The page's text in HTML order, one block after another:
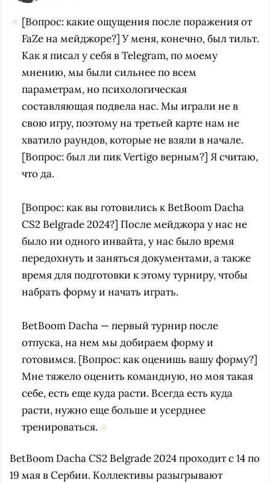
[Вопрос: какие ощущения после поражения от
FaZe на мейджоре?] У меня, конечно, был тильт.
Как я писал у себя в Telegram, по моему
мнению, мы были сильнее по всем
параметрам, но психологическая
составляющая подвела нас. Мы играли не в
свою игру, поэтому на третьей карте нам не
хватило раундов, которые не взяли в начале.
[Вопрос: был ли пик Vertigo верным?] Я считаю,
что да.
[Вопрос: как вы готовились к BetBoom Dacha
CS2 Belgrade 2024?] После мейджора у нас не
было ни одного инвайта, у нас было время
передохнуть и заняться документами, а также
время для подготовки к этому турниру, чтобы
набрать форму и начать играть.
BetBoom Dacha — первый турнир после
отпуска, на нем мы добираем форму и
готовимся. [Вопрос: как оценишь вашу форму?]
Мне тяжело оценить командную, но моя такая
себе, есть еще куда расти. Всегда есть куда
расти, нужно еще больше и усерднее
тренироваться.
BetBoom Dacha CS2 Belgrade 2024 проходит с 14 по
19 мая в Сербии. Коллективы разыгрывают